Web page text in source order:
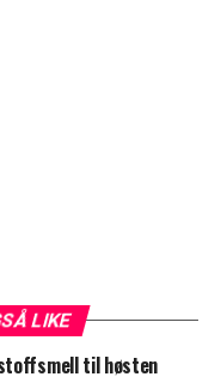
LIKE
til høsten